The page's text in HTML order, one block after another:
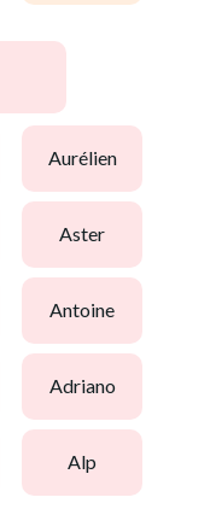
aurélien
aster
antoine
adriano
alp